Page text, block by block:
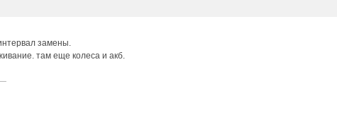
замены.
там еще колеса и акб.